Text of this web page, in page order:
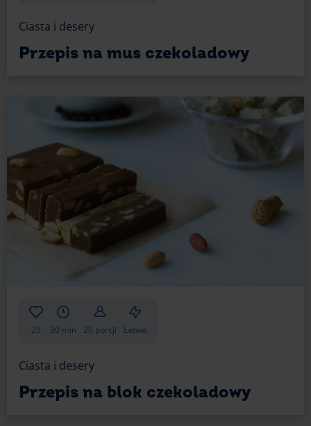
Ciasta i desery
Przepis na mus czekoladowy
25 30 min 20 porcji Łatwe
Ciasta i desery
Przepis na blok czekoladowy